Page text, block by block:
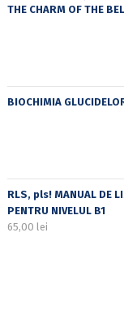
THE CHARM OF THE
BIOCHIMIA
RLS, pls! MANUAL DE
PENTRU NIVELUL B1
65,00 lei